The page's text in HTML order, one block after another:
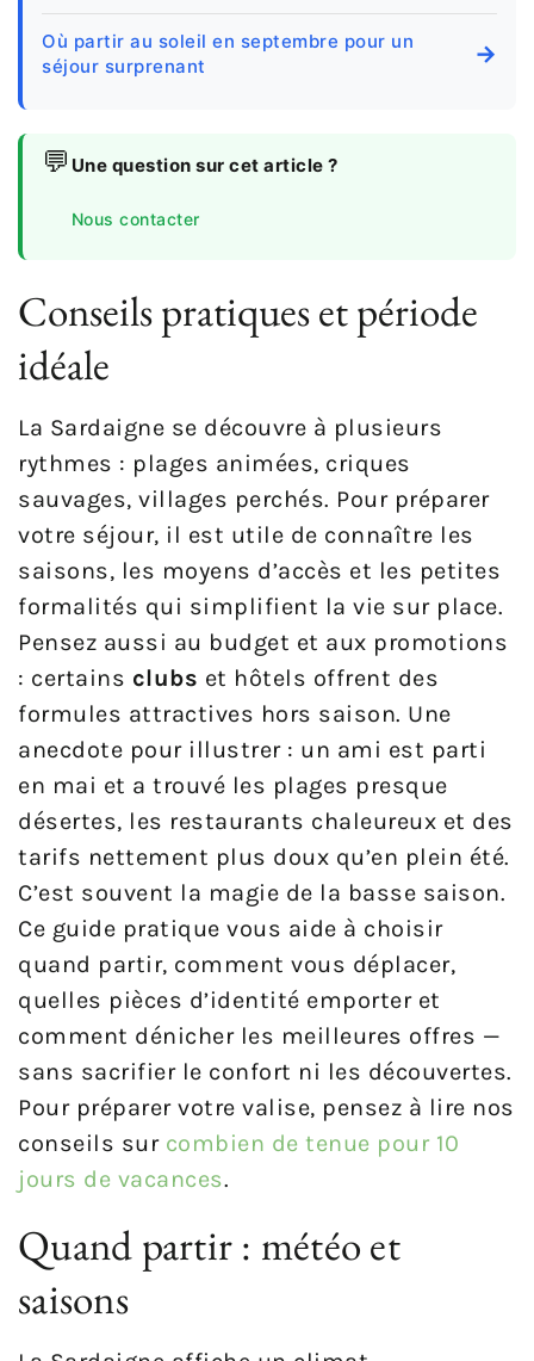
Où partir au soleil en septembre pour un
séjour surprenant
→
💬 Une question sur cet article ?
Nous contacter
Conseils pratiques et période
idéale
La Sardaigne se découvre à plusieurs
rythmes : plages animées, criques
sauvages, villages perchés. Pour préparer
votre séjour, il est utile de connaître les
saisons, les moyens d’accès et les petites
formalités qui simplifient la vie sur place.
Pensez aussi au budget et aux promotions
: certains clubs et hôtels offrent des
formules attractives hors saison. Une
anecdote pour illustrer : un ami est parti
en mai et a trouvé les plages presque
désertes, les restaurants chaleureux et des
tarifs nettement plus doux qu’en plein été.
C’est souvent la magie de la basse saison.
Ce guide pratique vous aide à choisir
quand partir, comment vous déplacer,
quelles pièces d’identité emporter et
comment dénicher les meilleures offres —
sans sacrifier le confort ni les découvertes.
Pour préparer votre valise, pensez à lire nos
conseils sur combien de tenue pour 10
jours de vacances.
Quand partir : météo et
saisons